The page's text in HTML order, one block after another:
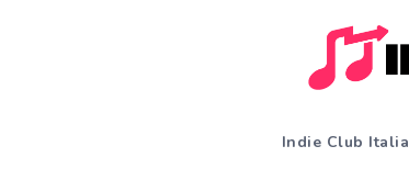
Indie Club Italia